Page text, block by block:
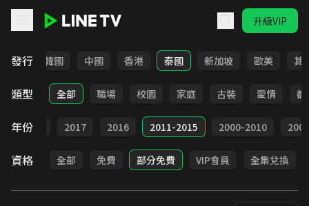
升級VIP
發行
日本 韓國 中國 香港 泰國 新加坡 歐美 其
類型 全部 職場 校園 家庭 古裝 愛情 都
年份
2018 2017 2016 2011-2015 2000-2010
資格 全部 免費 部分免費 VIP會員 全集兌換